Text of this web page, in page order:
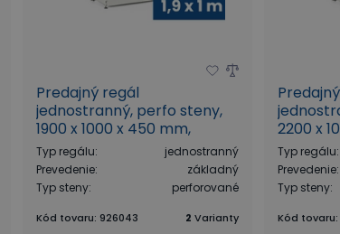
Predajný regál
jednostranný, perfo steny,
1900 x 1000 x 450 mm,
základná, biela
Typ regálu:
jednostranný
Prevedenie:
základný
Typ steny: perforované
Kód tovaru:926043 2 Varianty
2200 x
Typ regálu:
Prevedenie:
Typ steny:
Kód tovaru: